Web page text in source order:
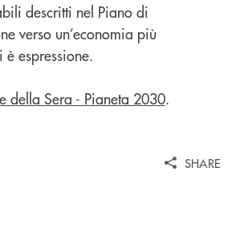
descritti nel Piano di
verso un’economia più
espressione.
della Sera - Pianeta 2030.
SHARE